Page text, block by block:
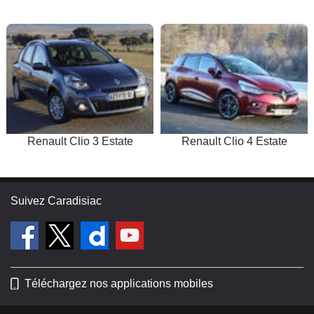
boite ok, étagement OK. seul réel
problème: la place aux banquettes, si
comme nous vous avez un ( gros)
siège bébé à caser, la place du
passager avant se réduit et le
passager ( gros lui aussi ;-) )se
retrouve avec les genoux contre la
boite à gant. au debut j'avais crainte
sont top. ils calent bien en virage sans
être typé sport, bon maintien latéral.
régulateur hyper efficace et intuitif. clim
auto un peu merdique et pas simple à
electroniquement je pense. les feux
Renault Clio 3 Estate Renault Clio 4 Estate
Suivez Caradisiac
Téléchargez nos applications mobiles